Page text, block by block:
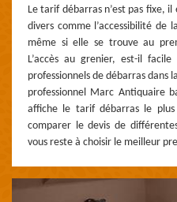
Le tarif débarras n’est pas fixe,
divers comme l’accessibilité de
même si elle se trouve au
L’accès au grenier, est-il
professionnels de débarras dans
professionnel Marc Antiquaire
affiche le tarif débarras le
comparer le devis de
vous reste à choisir le meilleur